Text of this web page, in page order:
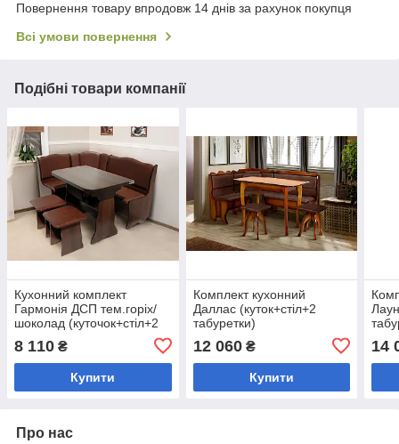
Повернення товару впродовж 14 днів за рахунок покупця
Всі умови повернення
Подібні товари компанії
Кухонний комплект
Гармонія ДСП тем.горіх/
шоколад (куточок+стіл+2
8 110 ₴
Купити
Комплект кухонний
Даллас (куток+стіл+2
табуретки)
12 060₴
Купити
14
Про нас